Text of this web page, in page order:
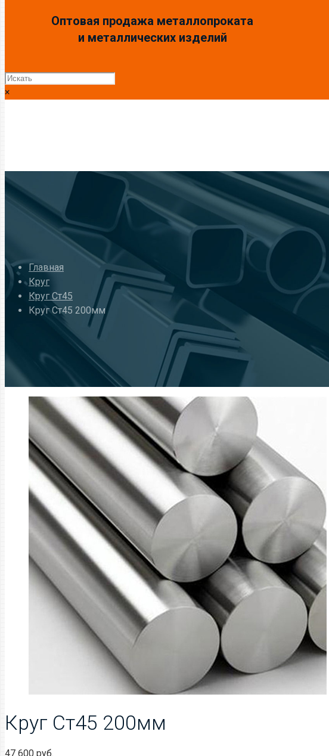
Оптовая продажа металлопроката
и металлических изделий
×
Главная
Круг
Круг Ст45
Круг Ст45 200мм
Круг Ст45 200мм
47 600 руб.